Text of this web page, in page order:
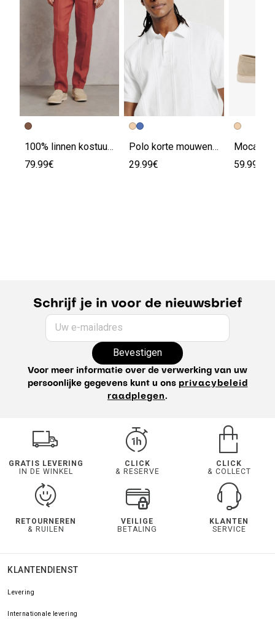
100% linnen kostuumbroek comfort fit
79.99€
Polo korte mouwen in textuurstof
29.99€
59.99€
Schrijf je in voor de nieuwsbrief
Uw e-mailadres
Bevestigen
Voor meer informatie over de verwerking van uw
persoonlijke gegevens kunt u ons privacybeleid
raadplegen.
GRATIS LEVERING
IN DE WINKEL
CLICK
& RESERVE
CLICK
& COLLECT
RETOURNEREN
& RUILEN
VEILIGE
BETALING
KLANTEN
SERVICE
KLANTENDIENST
Levering
Internationale levering